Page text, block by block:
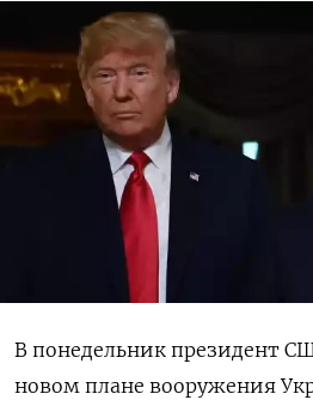
В понедельник президент
новом плане вооружения